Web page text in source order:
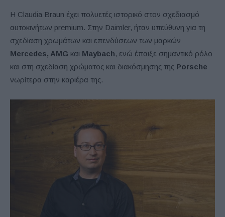
Η Claudia Braun έχει πολυετές ιστορικό στον σχεδιασμό
αυτοκινήτων premium. Στην Daimler, ήταν υπεύθυνη για τη
σχεδίαση χρωμάτων και επενδύσεων των μαρκών
Mercedes, AMG και Maybach, ενώ έπαιξε σημαντικό ρόλο
και στη σχεδίαση χρώματος και διακόσμησης της Porsche
νωρίτερα στην καριέρα της.